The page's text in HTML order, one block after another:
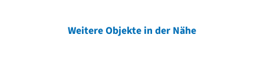
Weitere Objekte in der Nähe